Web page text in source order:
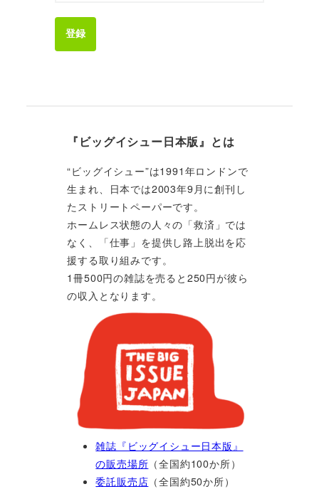
登録
『ビッグイシュー日本版』とは
“ビッグイシュー”は1991年ロンドンで
生まれ、日本では2003年9月に創刊し
たストリートペーパーです。
ホームレス状態の人々の「救済」では
なく、「仕事」を提供し路上脱出を応
援する取り組みです。
1冊500円の雑誌を売ると250円が彼ら
の収入となります。
雑誌『ビッグイシュー日本版』
の販売場所 （全国約100か所）
委託販売店 （全国約50か所）